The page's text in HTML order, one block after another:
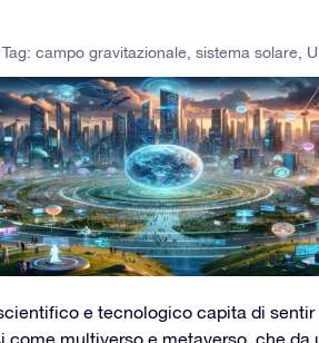
campo gravitazionale sistema solare
e tecnologico capita di sentir
come multiverso e metaverso, che da